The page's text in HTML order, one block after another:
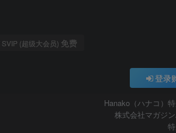
SVIP (超级大会员) 免费
登录
Hanako（ハナコ）
株式会社マガジ